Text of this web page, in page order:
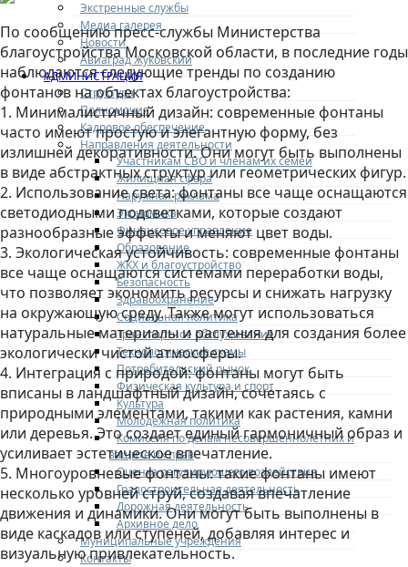
Экстренные службы
Медиа галерея
Новости
Авиаград Жуковский
АДМИНИСТРАЦИЯ
Структура
Полномочия
Кадровое обеспечение
Направления деятельности
Участникам СВО и членам их семей
Жилищная сфера
Наружная реклама
Экономика
Финансовое управление
Образование
ЖКХ и благоустройство
Безопасность
Здравоохранение
Социальная политика
Транспортное обслуживание
Технологические схемы
Потребительский рынок
Физическая культура и спорт
Культура
Молодежная политика
Комиссия по делам несовершеннолетних и
защите их прав
Оценка регулирующего воздействия
Градостроительная деятельность
Дорожная деятельность
Архивное дело
Муниципальные учреждения
Контакты
По сообщению пресс-службы Министерства
благоустройства Московской области, в последние годы
наблюдаются следующие тренды по созданию
фонтанов на объектах благоустройства:
1. Минималистичный дизайн: современные фонтаны
часто имеют простую и элегантную форму, без
излишней декоративности. Они могут быть выполнены
в виде абстрактных структур или геометрических фигур.
2. Использование света: фонтаны все чаще оснащаются
светодиодными подсветками, которые создают
разнообразные эффекты и меняют цвет воды.
3. Экологическая устойчивость: современные фонтаны
все чаще оснащаются системами переработки воды,
что позволяет экономить ресурсы и снижать нагрузку
на окружающую среду. Также могут использоваться
натуральные материалы и растения для создания более
экологически чистой атмосферы.
4. Интеграция с природой: фонтаны могут быть
вписаны в ландшафтный дизайн, сочетаясь с
природными элементами, такими как растения, камни
или деревья. Это создает единый гармоничный образ и
усиливает эстетическое впечатление.​​​​​​
5. Многоуровневые фонтаны: такие фонтаны имеют
несколько уровней струй, создавая впечатление
движения и динамики. Они могут быть выполнены в
виде каскадов или ступеней, добавляя интерес и
визуальную привлекательность.